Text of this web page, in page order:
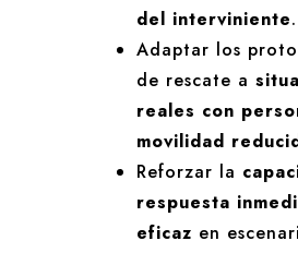
del interviniente.
Adaptar los
de rescate a
reales con
movilidad
Reforzar la
respuesta
eficaz en